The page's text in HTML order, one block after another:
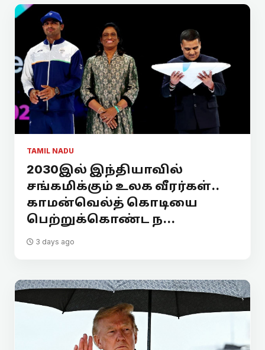
TAMIL NADU
2030இல் இந்தியாவில்
சங்கமிக்கும் உலக வீரர்கள்..
காமன்வெல்த் கொடியை
பெற்றுக்கொண்ட ந...
3 days ago